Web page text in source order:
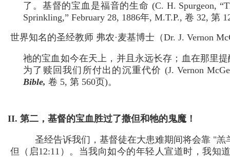
了。基督的宝血是福音的生命 (C. H. Spurgeon,
Sprinkling,” February 28, 1886年, M.T.P., 卷 32, 第
世界知名的圣经教师 弗农·麦基博士（Dr. J. Vernon
祂的宝血如今在天上，并且永远长存；血在那里
为了赎回我们所付出的沉重代价 (J. Vernon
Bible, 卷 5, 第 560页)。
II. 第二，基督的宝血胜过了撒但和牠的鬼魔！
圣经告诉我们，基督徒在大患难期间将会靠 "羔
但（启12:11）。当我向如今的年轻人宣道时，我知